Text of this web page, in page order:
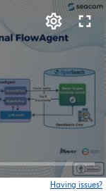
Having issues?